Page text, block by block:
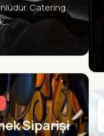
Catering
Siparişi